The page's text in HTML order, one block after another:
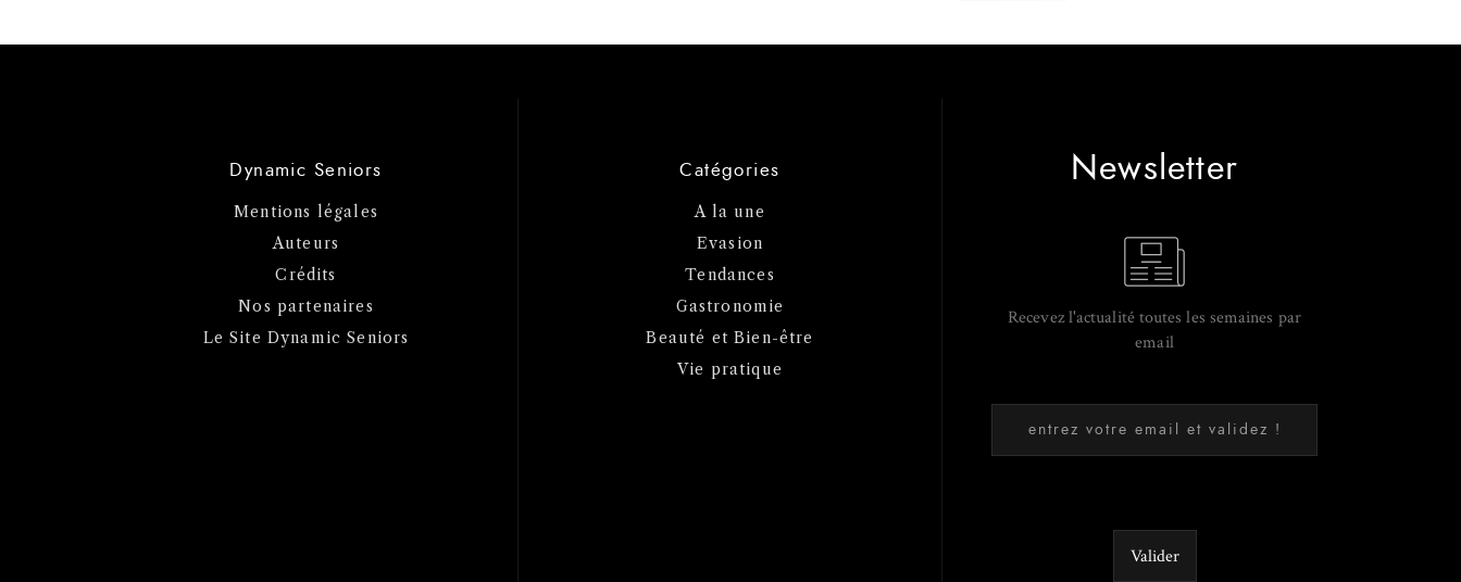
Dynamic Seniors
Mentions légales
Auteurs
Crédits
Nos partenaires
Le Site Dynamic Seniors
Catégories
A la une
Evasion
Tendances
Gastronomie
Beauté et Bien-être
Vie pratique
Newsletter
Recevez l'actualité toutes les semaines par
email